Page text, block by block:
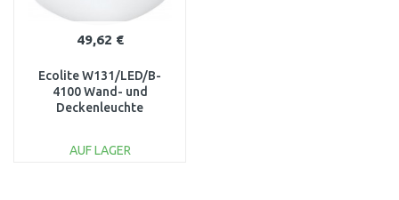
49,62 €
Ecolite W131/LED/B-
4100 Wand- und
Deckenleuchte
AUF LAGER